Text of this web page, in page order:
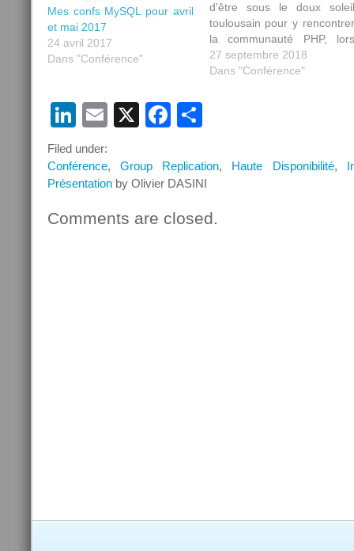
Mes confs MySQL pour avril
et mai 2017
24 avril 2017
Dans "Conférence"
d'être sous le doux
toulousain pour y
la communauté PHP,
d'un apéro PHP. Je tiens
remercier toutes
27 septembre 2018
Dans "Conférence"
LinkedIn
Email
X Facebook
Filed under:
Conférence,Group Replication, Haute Disponibilité,
Présentation by Olivier DASINI
Comments are closed.